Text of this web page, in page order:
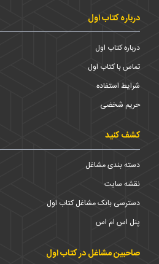
درباره کتاب اول
درباره کتاب اول
تماس با کتاب اول
شرایط استفاده
حریم شخضی
کشف کنید
دسته بندی مشاغل
نقشه سایت
دسترسی بانک مشاغل کتاب اول
پنل اس ام اس
صاحبین مشاغل در کتاب اول